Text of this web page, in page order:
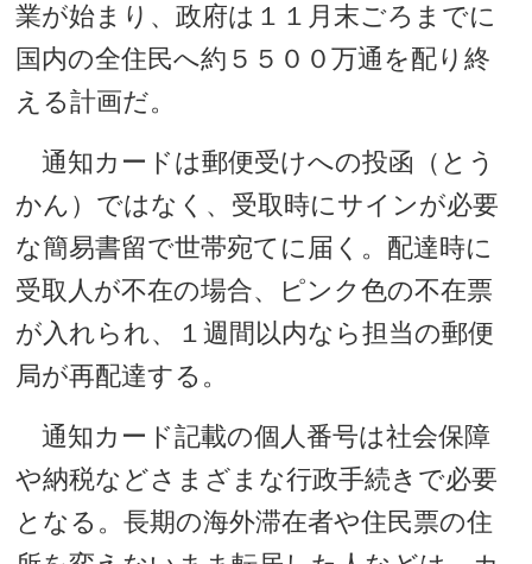
業が始まり、政府は１１月末ごろまでに
国内の全住民へ約５５００万通を配り終
える計画だ。
通知カードは郵便受けへの投函（とう
かん）ではなく、受取時にサインが必要
な簡易書留で世帯宛てに届く。配達時に
受取人が不在の場合、ピンク色の不在票
が入れられ、１週間以内なら担当の郵便
局が再配達する。
通知カード記載の個人番号は社会保障
や納税などさまざまな行政手続きで必要
となる。長期の海外滞在者や住民票の住